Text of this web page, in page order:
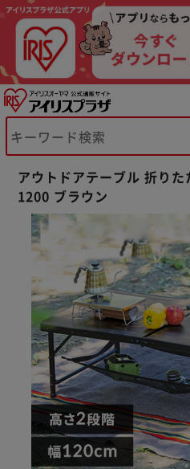
アウトドアテーブル 折り
1200 ブラウン
※ご確認ください
カートに入れる